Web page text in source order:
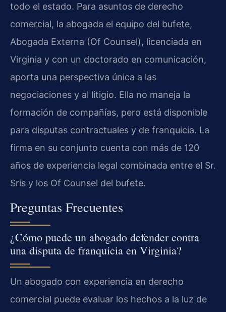
todo el estado. Para asuntos de derecho
comercial, la abogada el equipo del bufete,
Abogada Externa (Of Counsel), licenciada en
Virginia y con un doctorado en comunicación,
aporta una perspectiva única a las
negociaciones y al litigio. Ella no maneja la
formación de compañías, pero está disponible
para disputas contractuales y de franquicia. La
firma en su conjunto cuenta con más de 120
años de experiencia legal combinada entre el Sr.
Sris y los Of Counsel del bufete.
Preguntas Frecuentes
¿Cómo puede un abogado defender contra
una disputa de franquicia en Virginia?
Un abogado con experiencia en derecho
comercial puede evaluar los hechos a la luz de